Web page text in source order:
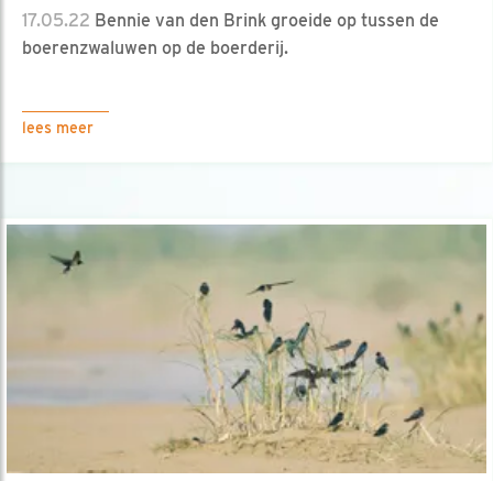
17.05.22 Bennie van den Brink groeide op tussen de
boerenzwaluwen op de boerderij.
lees meer